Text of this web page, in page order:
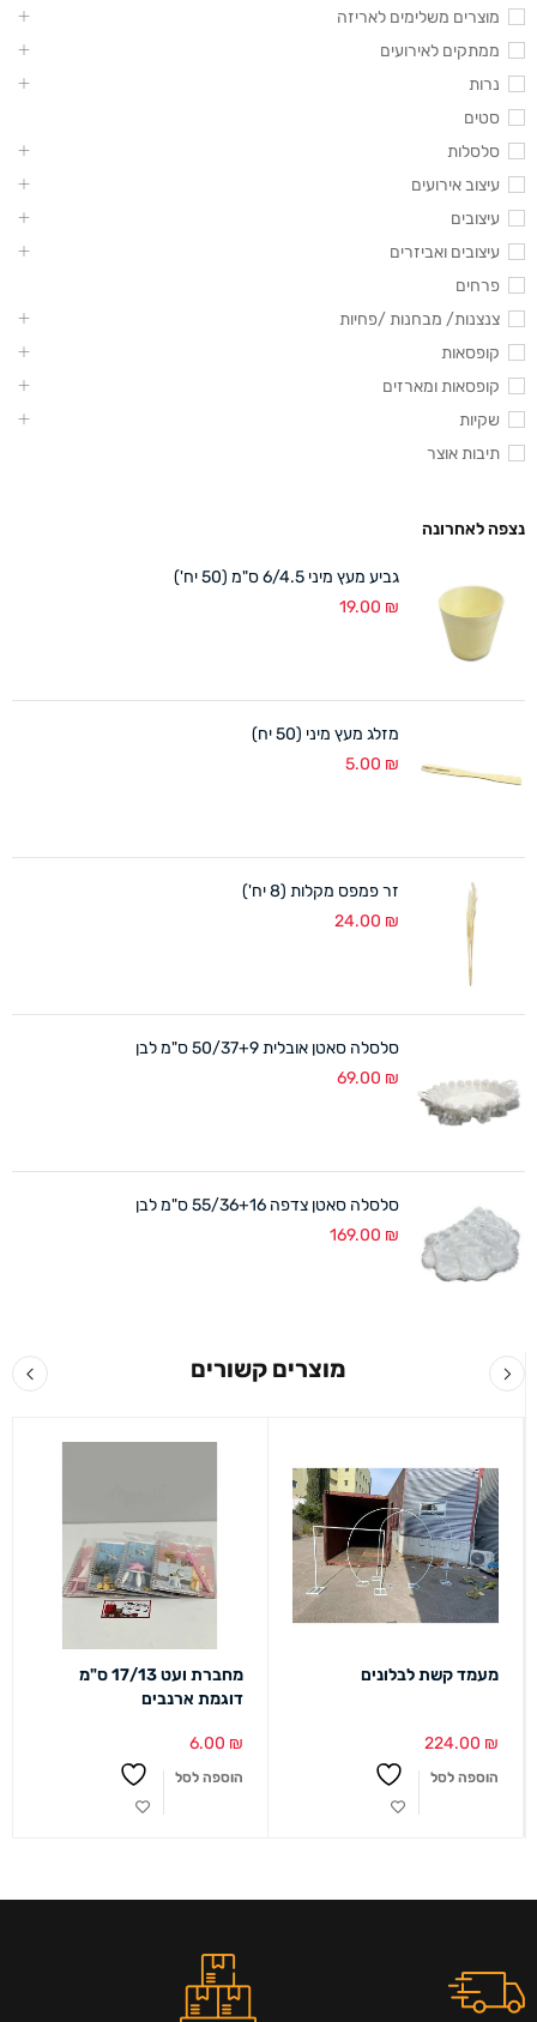
מוצרים משלימים לאריזה
ממתקים לאירועים
נרות
סטים
סלסלות
עיצוב אירועים
עיצובים
עיצובים ואביזרים
פרחים
צנצנות/ מבחנות /פחיות
קופסאות
קופסאות ומארזים
שקיות
תיבות אוצר
נצפה לאחרונה
גביע מעץ מיני 6/4.5 ס"מ (50 יח')
19.00 ₪
מזלג מעץ מיני (50 יח)
5.00 ₪
זר פמפס מקלות (8 יח')
24.00 ₪
סלסלה סאטן אובלית 50/37+9 ס"מ לבן
69.00 ₪
סלסלה סאטן צדפה 55/36+16 ס"מ לבן
169.00 ₪
מוצרים קשורים
מעמד קשת לבלונים
224.00 ₪
הוספה לסל
מחברת ועט 17/13 ס"מ
דוגמת ארנבים
6.00 ₪
הוספה לסל